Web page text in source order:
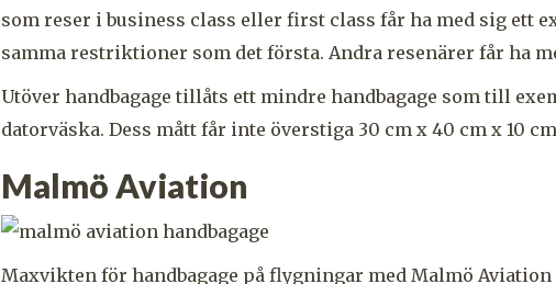
som reser i business class eller first class får ha med sig ett
samma restriktioner som det första. Andra resenärer får ha
Utöver handbagage tillåts ett mindre handbagage som till
datorväska. Dess mått får inte överstiga 30 cm x 40 cm x 10
Malmö Aviation
Maxvikten för handbagage på flygningar med Malmö